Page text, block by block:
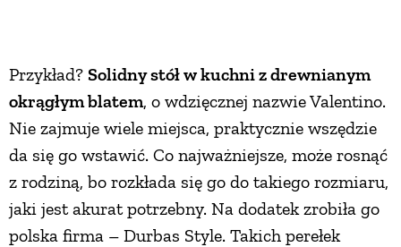
Przykład? Solidny stół w kuchni z drewnianym
okrągłym blatem, o wdzięcznej nazwie Valentino.
Nie zajmuje wiele miejsca, praktycznie wszędzie
da się go wstawić. Co najważniejsze, może rosnąć
z rodziną, bo rozkłada się go do takiego rozmiaru,
jaki jest akurat potrzebny. Na dodatek zrobiła go
polska firma – Durbas Style. Takich perełek